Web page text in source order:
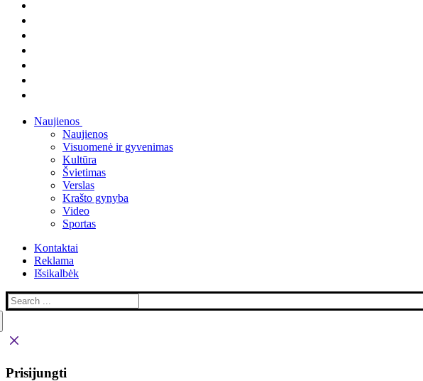
Naujienos
Naujienos
Visuomenė ir gyvenimas
Kultūra
Švietimas
Verslas
Krašto gynyba
Video
Sportas
Kontaktai
Reklama
Išsikalbėk
Prisijungti